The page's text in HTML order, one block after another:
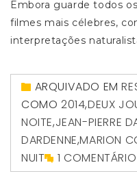
Embora guarde todos
filmes mais célebres,
interpretações
ARQUIVADO EM
COMO 2014,DEUX
NOITE,JEAN-PIERRE
DARDENNE,MARION
NUIT
1 COMENTÁRIO